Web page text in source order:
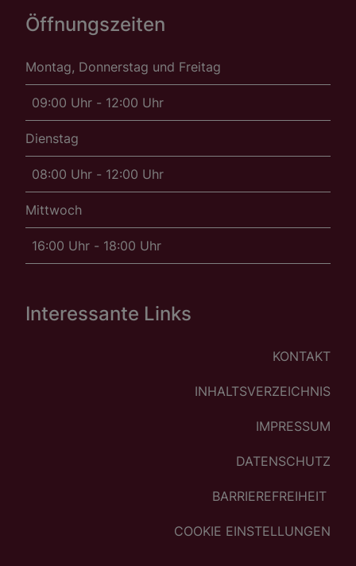
Öffnungszeiten
Montag, Donnerstag und Freitag
09:00 Uhr - 12:00 Uhr
Dienstag
08:00 Uhr - 12:00 Uhr
Mittwoch
16:00 Uhr - 18:00 Uhr
Interessante Links
KONTAKT
INHALTSVERZEICHNIS
IMPRESSUM
DATENSCHUTZ
BARRIEREFREIHEIT
COOKIE EINSTELLUNGEN